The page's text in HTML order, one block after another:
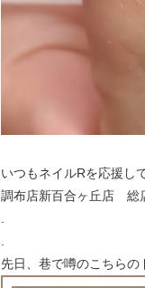
いつもネイルRを応援し
調布店新百合ヶ丘店 総
.
.
先日、巷で噂のこちらの